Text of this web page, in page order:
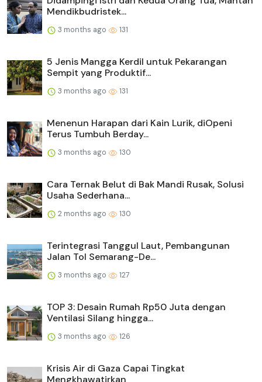
Mendikbudristek...
3 months ago 131
5 Jenis Mangga Kerdil untuk Pekarangan
Sempit yang Produktif...
3 months ago 131
Menenun Harapan dari Kain Lurik, diOpeni
Terus Tumbuh Berday...
3 months ago 130
Cara Ternak Belut di Bak Mandi Rusak, Solusi
Usaha Sederhana...
2 months ago 130
Terintegrasi Tanggul Laut, Pembangunan
Jalan Tol Semarang-De...
3 months ago 127
TOP 3: Desain Rumah Rp50 Juta dengan
Ventilasi Silang hingga...
3 months ago 126
Krisis Air di Gaza Capai Tingkat